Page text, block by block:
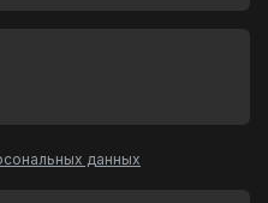
данных